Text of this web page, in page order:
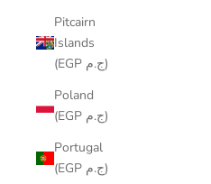
Pitcairn
Islands
(EGP ج.م)
Poland
(EGP ج.م)
Portugal
(EGP ج.م)